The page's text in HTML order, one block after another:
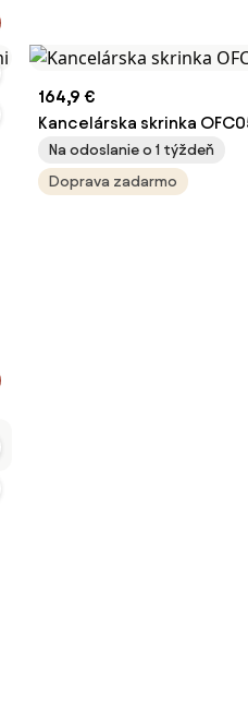
164,9 €
Kancelárska skrinka
Na odoslanie o 1 týždeň
Doprava zadarmo